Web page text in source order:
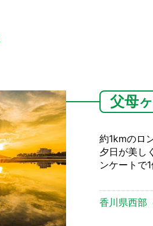
父母
約1kmのロ
夕日が美し
ンケートで
香川県西部